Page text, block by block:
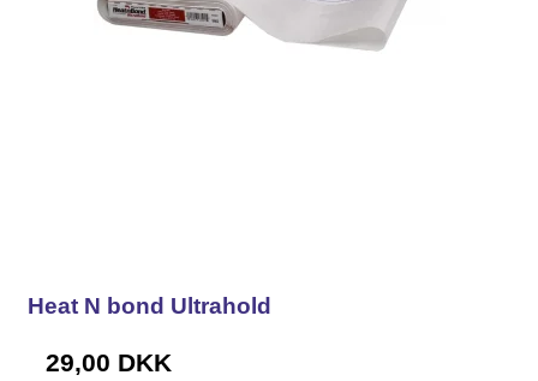
Heat N bond Ultrahold
29,00 DKK